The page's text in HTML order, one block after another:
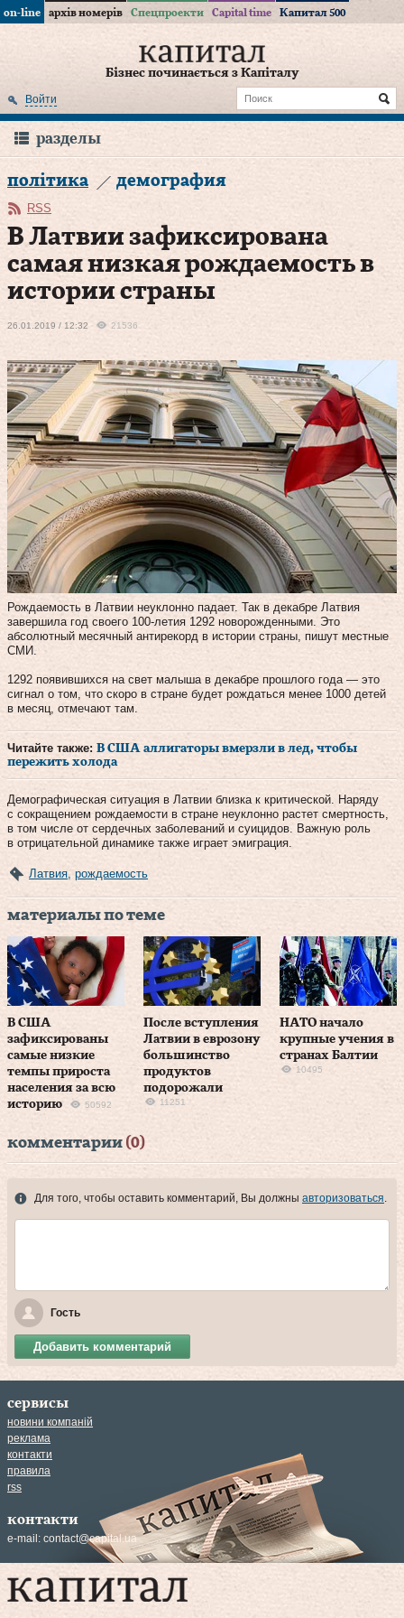
on-line архів номерів Спецпроекти Capital time Капитал 500
Бізнес починається з Капіталу
Войти
разделы
політика демография
RSS
В Латвии зафиксирована
самая низкая рождаемость в
истории страны
26.01.2019 / 12:32 21536
Рождаемость в Латвии неуклонно падает. Так в декабре Латвия
завершила год своего 100-летия 1292 новорожденными. Это
абсолютный месячный антирекорд в истории страны, пишут местные
СМИ.
1292 появившихся на свет малыша в декабре прошлого года — это
сигнал о том, что скоро в стране будет рождаться менее 1000 детей
в месяц, отмечают там.
Читайте также: В США аллигаторы вмерзли в лед, чтобы
пережить холода
Демографическая ситуация в Латвии близка к критической. Наряду
с сокращением рождаемости в стране неуклонно растет смертность,
в том числе от сердечных заболеваний и суицидов. Важную роль
в отрицательной динамике также играет эмиграция.
Латвия рождаемость
материалы по теме
В США
зафиксированы
самые низкие
темпы прироста
населения за всю
историю
50592
После вступления
Латвии в еврозону
большинство
продуктов
подорожали
11251
НАТО начало
крупные учения в
странах Балтии
10495
комментарии (0)
Для того, чтобы оставить комментарий, Вы должны авторизоваться.
Гость
Добавить комментарий
сервисы
новини компаній
реклама
контакти
правила
rss
контакти
e-mail: contact@capital.ua